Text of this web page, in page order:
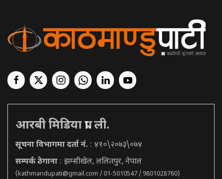
आरबी मिडिया प्रा. ली.
सूचना विभागमा दर्ता नं. : ४१०\२०७३\०७४
सम्पर्क ठेगाना : झम्सीखेल, ललितपुर, नेपाल
(kathmandupati@gmail.com / 01-5010547 / 9801028760)